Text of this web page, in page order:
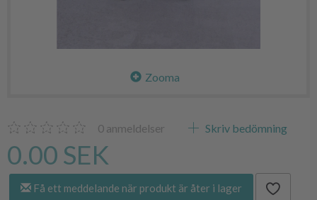
Zooma
0 anmeldelser Skriv bedömning
0.00 SEK
Få ett meddelande när produkt är åter i lager